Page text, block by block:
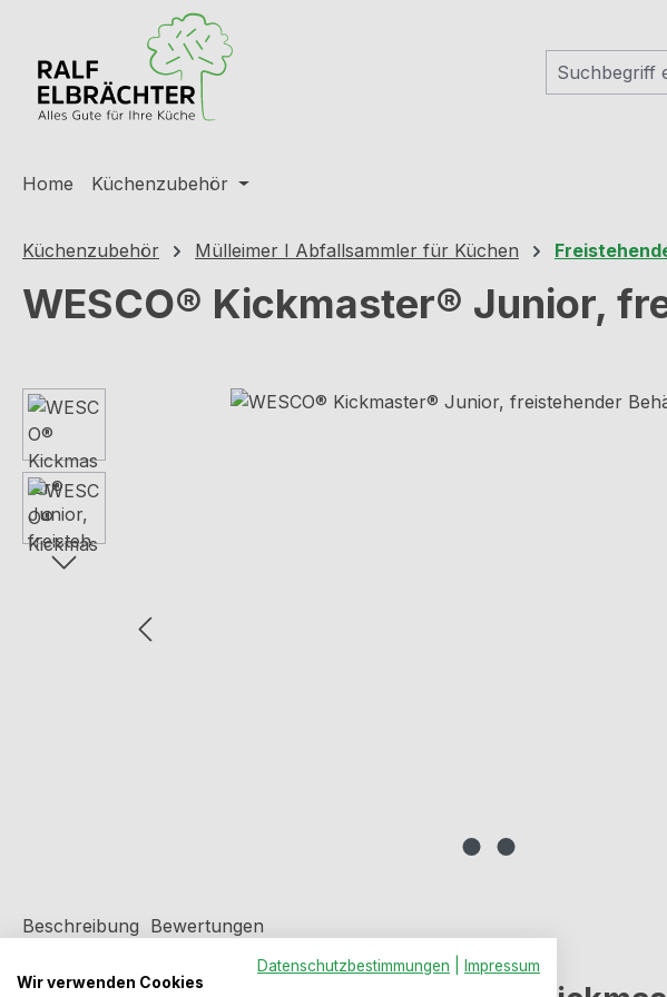
Hauptinhalt springen
Zur Suche springen
Zur Hauptnavigation springen
Home Küchenzubehör
Küchenzubehör Mülleimer I Abfallsammler für Küchen
WESCO® Kickmaster® Junior,
Bildergalerie überspringen
Beschreibung Bewertungen
Datenschutzbestimmungen
Impressum
Wir verwenden Cookies